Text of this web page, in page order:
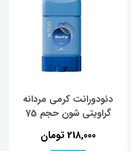
‫دئودورانت کرمی مردانه
گراویتی شون حجم 75
218,000 تومان